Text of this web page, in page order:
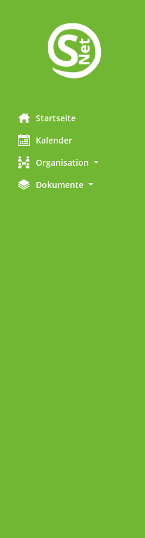
Startseite
Kalender
Organisation
Dokumente